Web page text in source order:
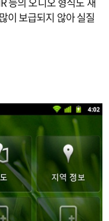
이 보급되지 않아 실질